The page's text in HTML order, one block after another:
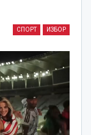
СПОРТ ИЗБОР